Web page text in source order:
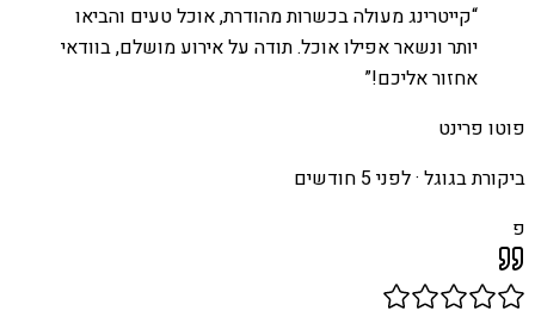
“קייטרינג מעולה בכשרות מהודרת, אוכל טעים והביאו
יותר ונשאר אפילו אוכל. תודה על אירוע מושלם, בוודאי
אחזור אליכם!”
פוטו פרינט
ביקורת בגוגל ·לפני 5 חודשים
פ